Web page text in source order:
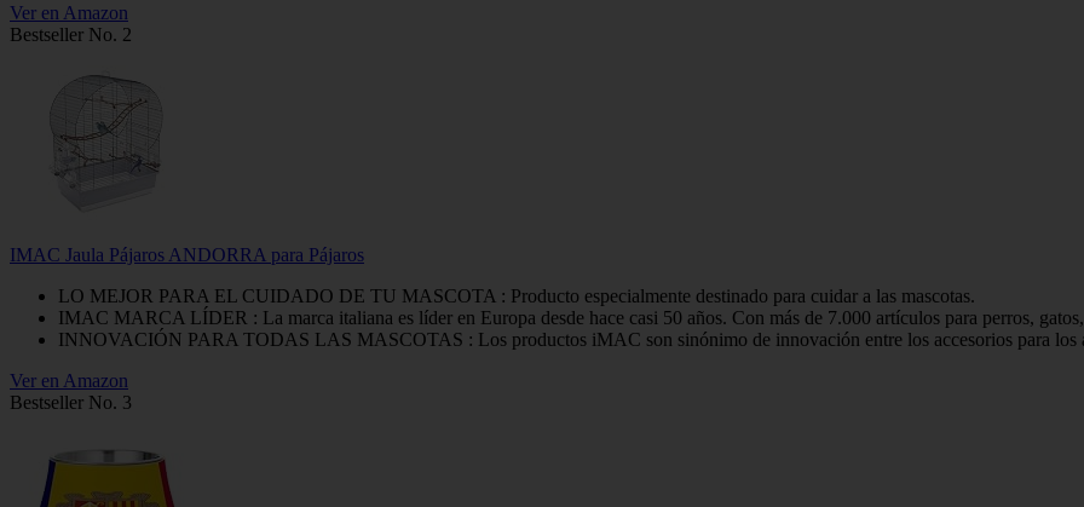
Ver en Amazon
Bestseller No. 2
IMAC Jaula Pájaros ANDORRA para Pájaros
LO MEJOR PARA EL CUIDADO DE TU MASCOTA : Producto especialmente destinado para cuidar a las mascotas.
IMAC MARCA LÍDER : La marca italiana es líder en Europa desde hace casi 50 años. Con más de 7.000 artículos para perros,
INNOVACIÓN PARA TODAS LAS MASCOTAS : Los productos iMAC son sinónimo de innovación entre los accesorios para los
Ver en Amazon
Bestseller No. 3